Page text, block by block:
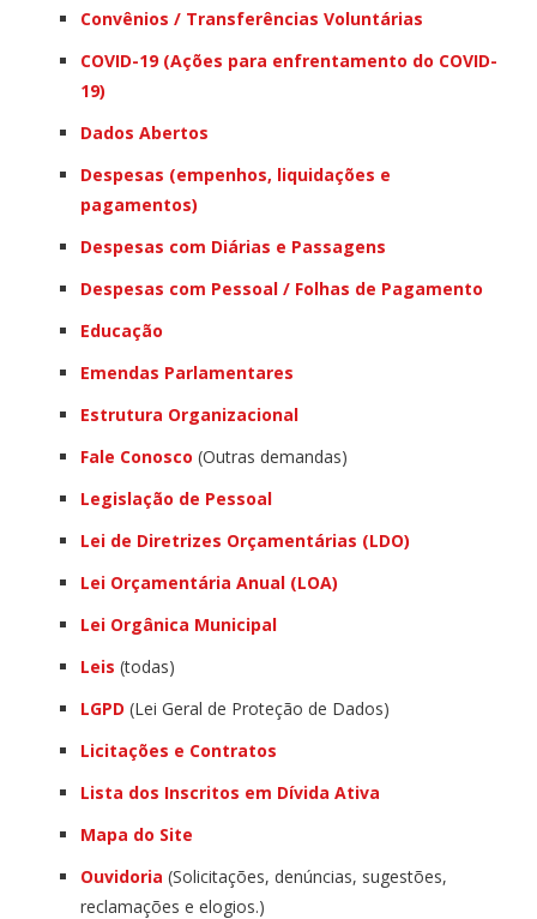
Convênios / Transferências Voluntárias
COVID-19 (Ações para enfrentamento do COVID-
19)
Dados Abertos
Despesas (empenhos, liquidações e
pagamentos)
Despesas com Diárias e Passagens
Despesas com Pessoal / Folhas de Pagamento
Educação
Emendas Parlamentares
Estrutura Organizacional
Fale Conosco (Outras demandas)
Legislação de Pessoal
Lei de Diretrizes Orçamentárias (LDO)
Lei Orçamentária Anual (LOA)
Lei Orgânica Municipal
Leis (todas)
LGPD (Lei Geral de Proteção de Dados)
Licitações e Contratos
Lista dos Inscritos em Dívida Ativa
Mapa do Site
Ouvidoria (Solicitações, denúncias, sugestões,
reclamações e elogios.)